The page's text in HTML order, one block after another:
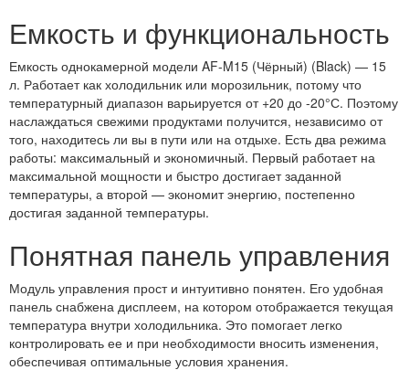
Емкость и функциональность
Емкость однокамерной модели AF-M15 (Чёрный) (Black) — 15
л. Работает как холодильник или морозильник, потому что
температурный диапазон варьируется от +20 до -20°С. Поэтому
наслаждаться свежими продуктами получится, независимо от
того, находитесь ли вы в пути или на отдыхе. Есть два режима
работы: максимальный и экономичный. Первый работает на
максимальной мощности и быстро достигает заданной
температуры, а второй — экономит энергию, постепенно
достигая заданной температуры.
Понятная панель управления
Модуль управления прост и интуитивно понятен. Его удобная
панель снабжена дисплеем, на котором отображается текущая
температура внутри холодильника. Это помогает легко
контролировать ее и при необходимости вносить изменения,
обеспечивая оптимальные условия хранения.